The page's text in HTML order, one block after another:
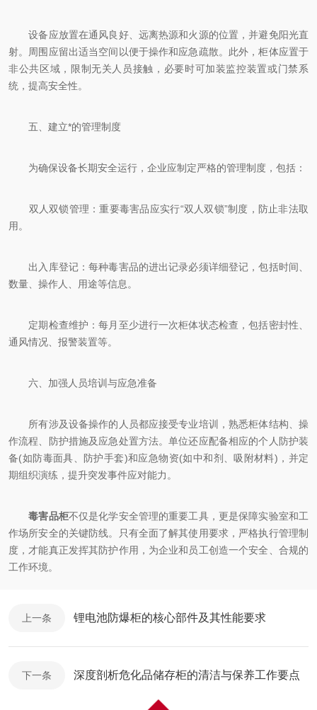
设备应放置在通风良好、远离热源和火源的位置，并避免阳光直
射。周围应留出适当空间以便于操作和应急疏散。此外，柜体应置于
非公共区域，限制无关人员接触，必要时可加装监控装置或门禁系
统，提高安全性。
五、建立*的管理制度
为确保设备长期安全运行，企业应制定严格的管理制度，包括：
双人双锁管理：重要毒害品应实行“双人双锁”制度，防止非法取
用。
出入库登记：每种毒害品的进出记录必须详细登记，包括时间、
数量、操作人、用途等信息。
定期检查维护：每月至少进行一次柜体状态检查，包括密封性、
通风情况、报警装置等。
六、加强人员培训与应急准备
所有涉及设备操作的人员都应接受专业培训，熟悉柜体结构、操
作流程、防护措施及应急处置方法。单位还应配备相应的个人防护装
备(如防毒面具、防护手套)和应急物资(如中和剂、吸附材料)，并定
期组织演练，提升突发事件应对能力。
毒害品柜不仅是化学安全管理的重要工具，更是保障实验室和工
作场所安全的关键防线。只有全面了解其使用要求，严格执行管理制
度，才能真正发挥其防护作用，为企业和员工创造一个安全、合规的
工作环境。
上一条 锂电池防爆柜的核心部件及其性能要求
下一条 深度剖析危化品储存柜的清洁与保养工作要点